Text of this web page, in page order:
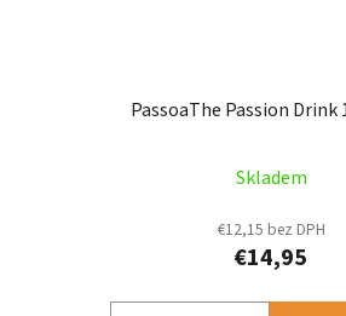
PassoaThe Passion Drink
Skladem
€12,15 bez DPH
€14,95